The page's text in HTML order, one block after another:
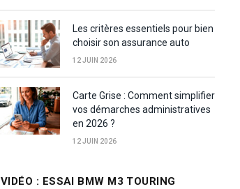
Les critères essentiels pour bien
choisir son assurance auto
12 JUIN 2026
Carte Grise : Comment simplifier
vos démarches administratives
en 2026 ?
12 JUIN 2026
VIDÉO : ESSAI BMW M3 TOURING